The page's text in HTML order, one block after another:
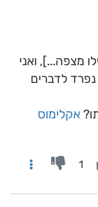
מצפה...], ואני
לדברים
אקלימוס
1